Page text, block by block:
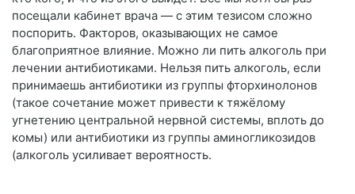
посещали кабинет врача — с этим тезисом сложно
поспорить. Факторов, оказывающих не самое
благоприятное влияние. Можно ли пить алкоголь при
лечении антибиотиками. Нельзя пить алкоголь, если
принимаешь антибиотики из группы фторхинолонов
(такое сочетание может привести к тяжёлому
угнетению центральной нервной системы, вплоть до
комы) или антибиотики из группы аминогликозидов
(алкоголь усиливает вероятность.